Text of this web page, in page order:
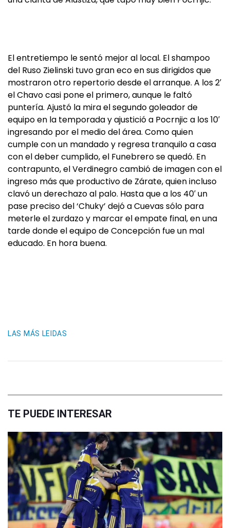
El entretiempo le sentó mejor al local. El shampoo
del Ruso Zielinski tuvo gran eco en sus dirigidos que
mostraron otro repertorio desde el arranque. A los 2′
el Chavo casi pone el primero, aunque le faltó
puntería. Ajustó la mira el segundo goleador de
equipo en la temporada y ajustició a Pocrnjic a los 10′
ingresando por el medio del área. Como quien
cumple con un mandado y regresa tranquilo a casa
con el deber cumplido, el Funebrero se quedó. En
contrapunto, el Verdinegro cambió de imagen con el
ingreso más que productivo de Zárate, quien incluso
clavó un derechazo al palo. Hasta que a los 40′ un
pase preciso del ‘Chuky’ dejó a Cuevas sólo para
meterle el zurdazo y marcar el empate final, en una
tarde donde el equipo de Concepción fue un mal
educado. En hora buena.
LAS MÁS LEIDAS
TE PUEDE INTERESAR